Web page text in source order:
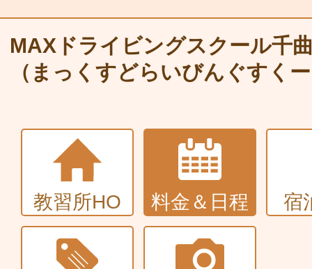
大型〜二種免許
中型・大型特殊・けん引・大型二種
普通車+バイク
同時取得
MAXドライビングスクール千
（まっくすどらいびんぐすく
教習所HO 料金＆日程 宿